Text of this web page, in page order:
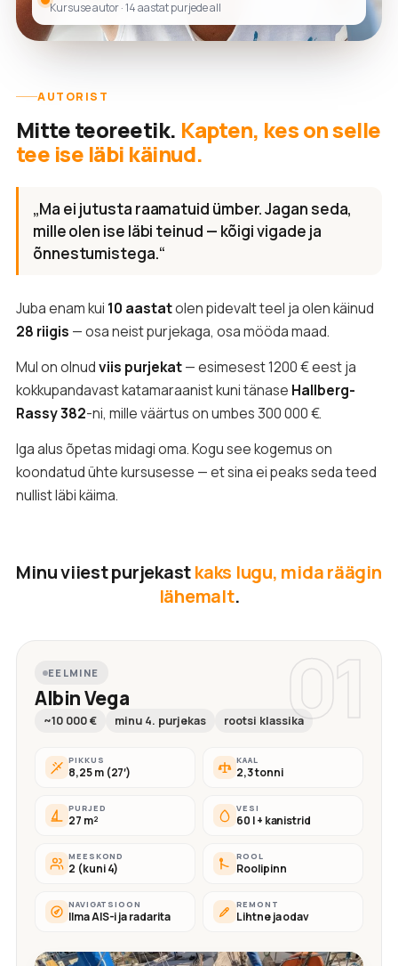
Kursuse autor · 14 aastat purjede all
AUTORIST
Mitte teoreetik. Kapten, kes on selle
tee ise läbi käinud.
„Ma ei jutusta raamatuid ümber. Jagan seda,
mille olen ise läbi teinud — kõigi vigade ja
õnnestumistega.“
Juba enam kui 10 aastatolen pidevalt teel ja olen käinud
28 riigis — osa neist purjekaga, osa mööda maad.
Mul on olnudviis purjekat— esimesest 1200 € eest ja
kokkupandavast katamaraanist kuni tänase Hallberg-
Rassy 382-ni, mille väärtus on umbes 300 000 €.
Iga alus õpetas midagi oma. Kogu see kogemus on
koondatud ühte kursusesse — et sina ei peaks seda teed
nullist läbi käima.
Minu viiest purjekastkaks lugu, mida räägin
lähemalt.
01
EELMINE
Albin Vega
~10 000 € minu 4. purjekas rootsi klassika
PIKKUS
8,25 m (27′)
KAAL
2,3 tonni
PURJED
27 m²
VESI
60 l + kanistrid
MEESKOND
2 (kuni 4)
ROOL
Roolipinn
NAVIGATSIOON
Ilma AIS-i ja radarita
REMONT
Lihtne ja odav